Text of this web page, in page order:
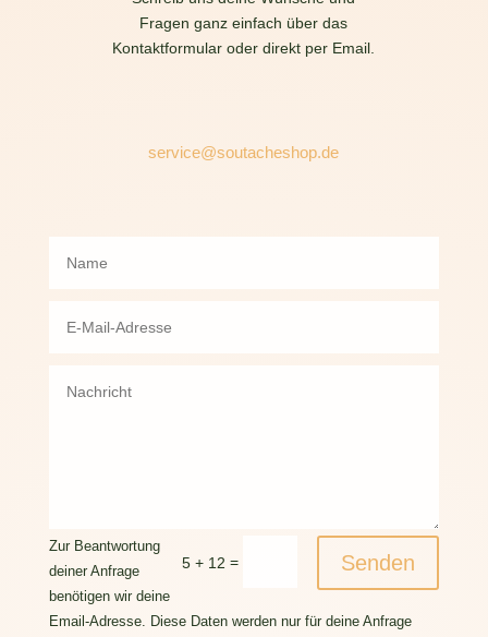
Fragen ganz einfach über das
Kontaktformular oder direkt per Email.
service@soutacheshop.de
5 + 12 = Senden
Zur Beantwortung
deiner Anfrage
benötigen wir deine
Email-Adresse. Diese Daten werden nur für deine Anfrage